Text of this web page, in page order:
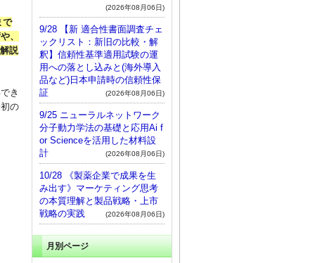
で
、
説
き
の
(2026年08月06日)
9/28 【新 適合性書面調査チェ
ックリスト：新旧の比較・解
釈】信頼性基準適用試験の運
用への落とし込みと(海外導入
品など)日本申請時の信頼性保
証
(2026年08月06日)
9/25 ニューラルネットワーク
分子動力学法の基礎と応用Ai f
or Scienceを活用した材料設
計
(2026年08月06日)
10/28 《製薬企業で成果を生
み出す》マーケティング思考
の本質理解と製品戦略・上市
戦略の実践
(2026年08月06日)
月別ページ